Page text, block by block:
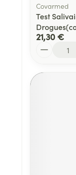
Covarmed
Test
21,30 €